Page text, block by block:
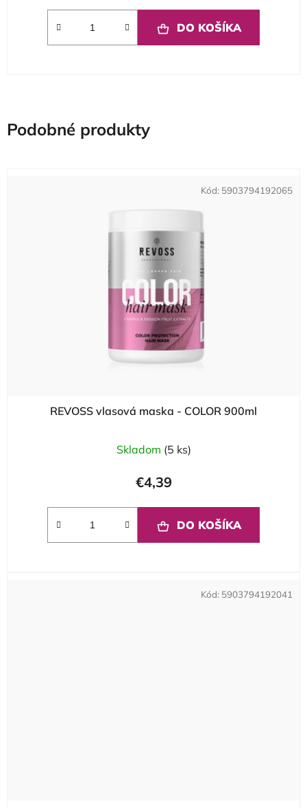
DO KOŠÍKA
Podobné produkty
REVOSS vlasová maska - COLOR 900ml
Skladom (5 ks)
€4,39
DO KOŠÍKA
Kód: 5903794192065
Kód: 5903794192041